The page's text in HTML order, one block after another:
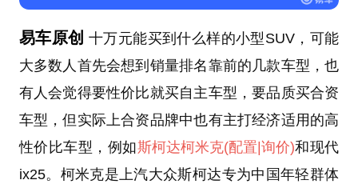
易车原创 十万元能买到什么样的小型SUV，可能
大多数人首先会想到销量排名靠前的几款车型，也
有人会觉得要性价比就买自主车型，要品质买合资
车型，但实际上合资品牌中也有主打经济适用的高
性价比车型，例如斯柯达柯米克(配置|询价)和现代
ix25。柯米克是上汽大众斯柯达专为中国年轻群体